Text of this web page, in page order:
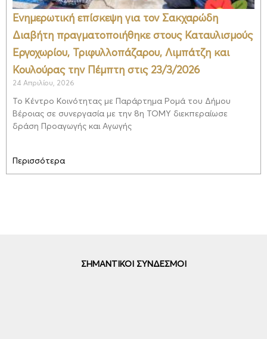
Ενημερωτική επίσκεψη για τον Σακχαρώδη
Διαβήτη πραγματοποιήθηκε στους Καταυλισμούς
Εργοχωρίου, Τριφυλλοπάζαρου, Λιμπάτζη και
Κουλούρας την Πέμπτη στις 23/3/2026
24 Απριλίου, 2026
Το Κέντρο Κοινότητας με Παράρτημα Ρομά του Δήμου
Βέροιας σε συνεργασία με την 8η ΤΟΜΥ διεκπεραίωσε
δράση Προαγωγής και Αγωγής
Περισσότερα
ΣΗΜΑΝΤΙΚΟΙ ΣΥΝΔΕΣΜΟΙ